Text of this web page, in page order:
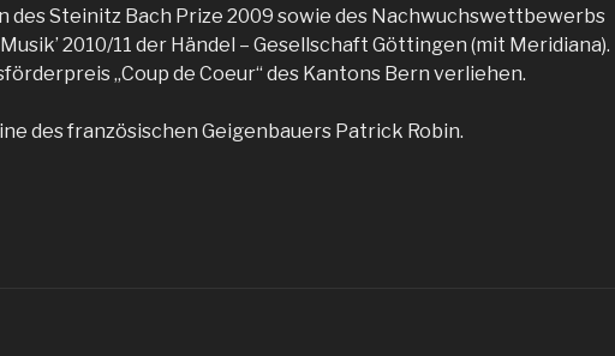
des Steinitz Bach Prize 2009 sowie des Nachwuchswettbewerbs
2010/11 der Händel – Gesellschaft Göttingen (mit Meridiana).
„Coup de Coeur“ des Kantons Bern verliehen.
des französischen Geigenbauers Patrick Robin.